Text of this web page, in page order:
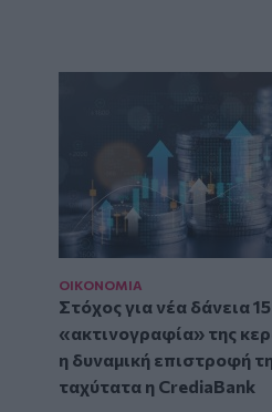
ΟΙΚΟΝΟΜΙΑ
Στόχος για νέα δάνεια
«ακτινογραφία» της
η δυναμική επιστροφή
ταχύτατα η CrediaBank